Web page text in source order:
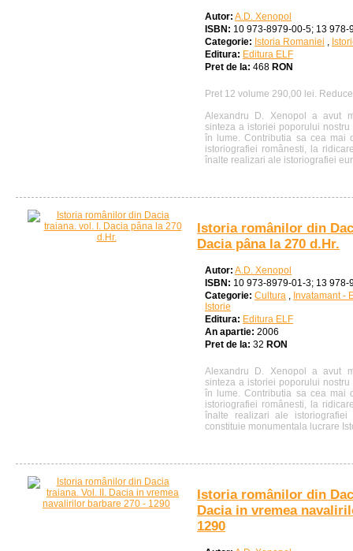
Autor: A.D. Xenopol
ISBN: 10 973-8979-00-5; 13 978-
Categorie: Istoria Romaniei ,
Editura: Editura ELF
Pret de la: 468 RON
Pret 12 volume 290,00 lei.
Alexandru D. Xenopol a avut
sinteza a istoriei poporului
în lume. Contributia sa cea mai
istoriografiei românesti, la
înalte realizari ale istoriografiei
Istoria românilor din
Dacia pâna la 270 d.Hr.
Autor: A.D. Xenopol
ISBN: 10 973-8979-01-3; 13 978-
Categorie: Cultura , Invatamant -
Istorie
Editura: Editura ELF
An apartie: 2006
Pret de la: 32 RON
Alexandru D. Xenopol a avut
sinteza a istoriei poporului
în lume. Contributia sa cea mai
istoriografiei românesti, la
înalte realizari ale
constituie monumentala lucrare
Istoria românilor din
Dacia in vremea
1290